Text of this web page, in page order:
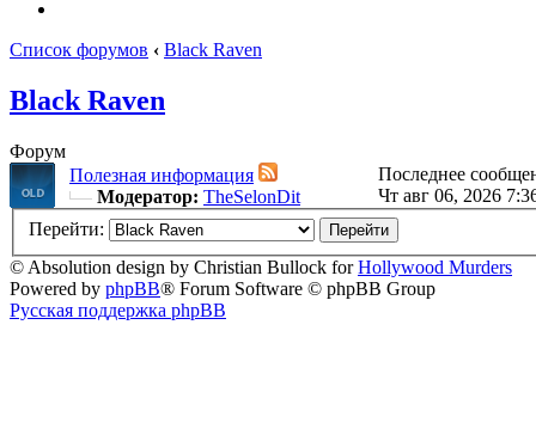
Список форумов ‹ Black Raven
Black Raven
Форум
Полезная информация
Модератор: TheSelonDit
Последнее
Чт авг 06, 2026
Перейти:
© Absolution design by Christian Bullock forHollywood Murders
Powered by phpBB® Forum Software © phpBB Group
Русская поддержка phpBB